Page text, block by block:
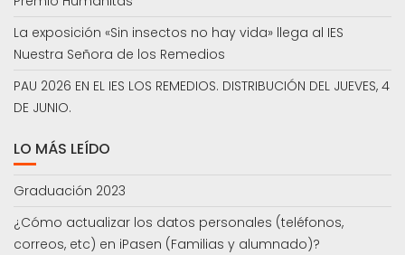
La exposición «Sin insectos no hay vida» llega al IES
Nuestra Señora de los Remedios
PAU 2026 EN EL IES LOS REMEDIOS. DISTRIBUCIÓN DEL JUEVES, 4
DE JUNIO.
LO MÁS LEÍDO
Graduación 2023
¿Cómo actualizar los datos personales (teléfonos,
correos, etc) en iPasen (Familias y alumnado)?